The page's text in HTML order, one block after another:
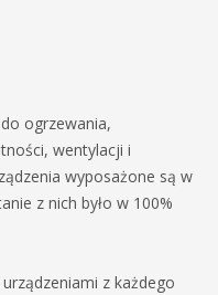
ogrzewania,
wentylacji i
wyposażone są w
z nich było w 100%
z każdego